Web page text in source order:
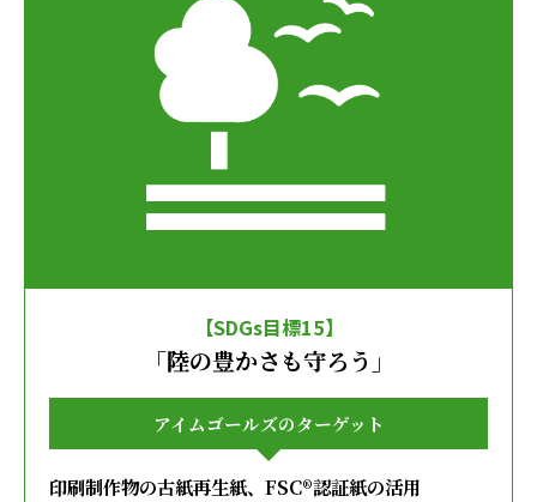
【SDGs目標15】
「陸の豊かさも守ろう」
アイムゴールズのターゲット
印刷制作物の古紙再生紙、FSC®認証紙の活用